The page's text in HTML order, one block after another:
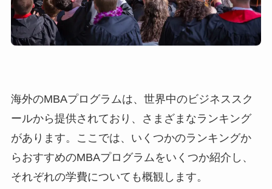
海外のMBAプログラムは、世界中のビジネススク
ールから提供されており、さまざまなランキング
があります。ここでは、いくつかのランキングか
らおすすめのMBAプログラムをいくつか紹介し、
それぞれの学費についても概観します。